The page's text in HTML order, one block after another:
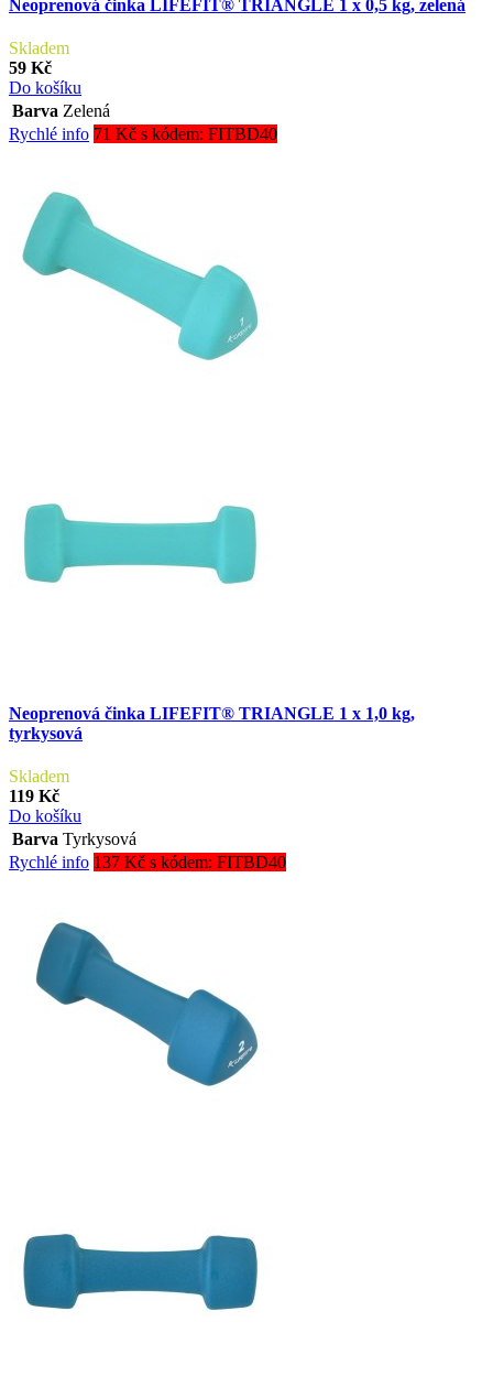
Neoprenová činka LIFEFIT® TRIANGLE 1 x 0,5 kg, zelená
Skladem
59 Kč
Do košíku
Barva Zelená
Rychlé info 71 Kč s kódem: FITBD40
Neoprenová činka LIFEFIT® TRIANGLE 1 x 1,0 kg,
tyrkysová
Skladem
119 Kč
Do košíku
Barva Tyrkysová
Rychlé info 137 Kč s kódem: FITBD40